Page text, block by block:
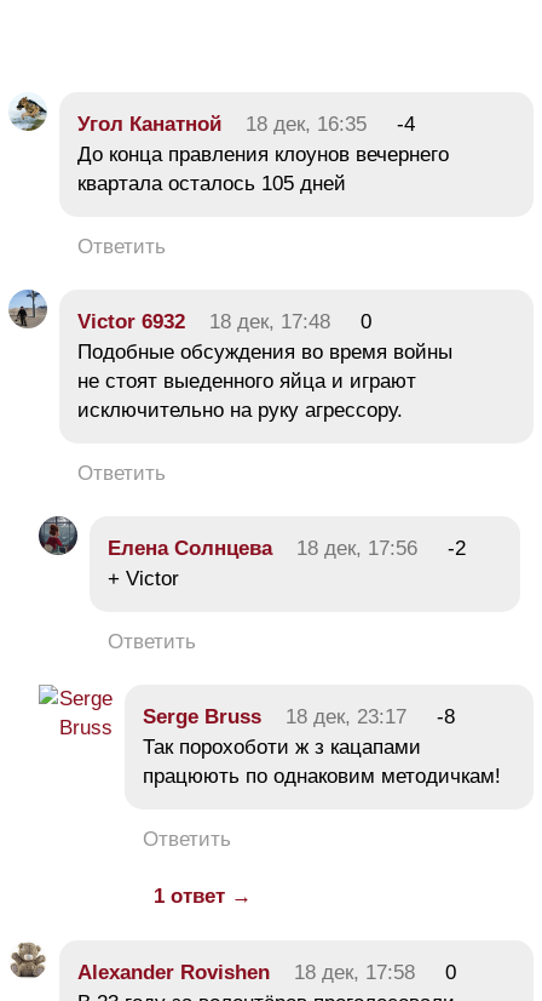
Угол Канатной 18 дек, 16:35
-4
До конца правления клоунов вечернего
квартала осталось 105 дней
Ответить
Victor 6932 18 дек, 17:48
0
Подобные обсуждения во время войны
не стоят выеденного яйца и играют
исключительно на руку агрессору.
Ответить
Елена Солнцева 18 дек, 17:56
-2
+ Victor
Ответить
Serge Bruss 18 дек, 23:17
-8
Так порохоботи ж з кацапами
працюють по однаковим методичкам!
Ответить
1 ответ →
Alexander Rovishen 18 дек, 17:58
0